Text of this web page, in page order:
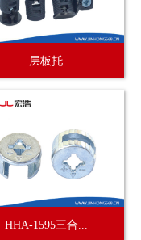
层板托
HHA-1595三合...